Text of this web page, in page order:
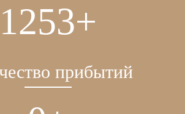
1602+
прибытий